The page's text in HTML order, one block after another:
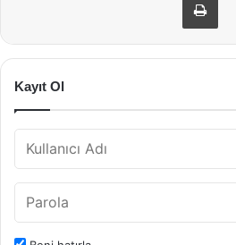
Kayıt Ol